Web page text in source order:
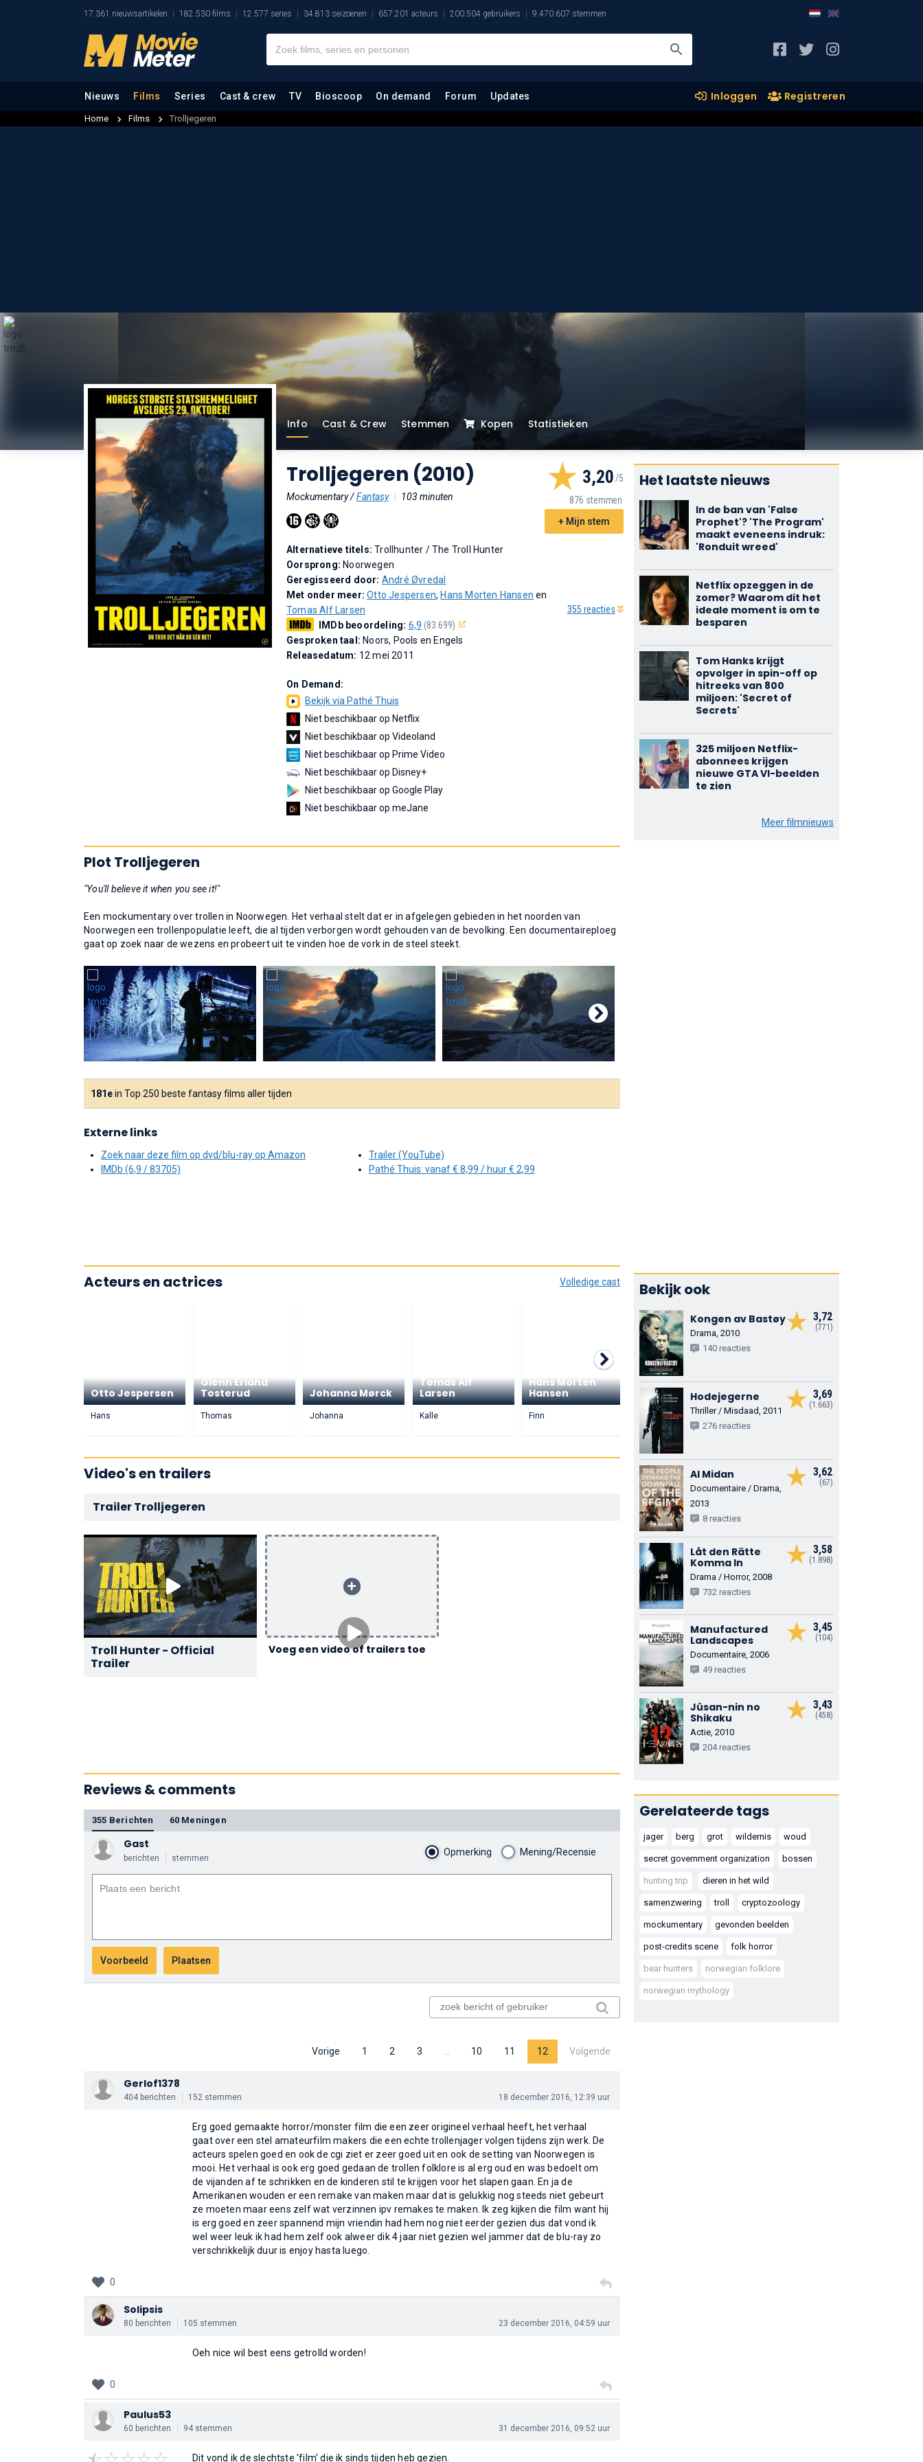
17.361 nieuwsartikelen 182.530 films 12.577 series 34.813 seizoenen 657.201 acteurs 200.504 gebruikers 9.470.607 stemmen
Nieuws Films Series Cast & crew TV Bioscoop On demand Forum Updates Inloggen Registreren
Home Films Trolljegeren
Info Cast & Crew Stemmen Kopen Statistieken
Trolljegeren (2010)
Mockumentary /Fantasy 103 minuten
3,20
876 stemmen
+ Mijn stem
355 reacties
Alternatieve titels:Trollhunter /The Troll Hunter
Oorsprong: Noorwegen
Geregisseerd door: André Øvredal
Met onder meer:Otto Jespersen, Hans Morten Hansen en
Tomas Alf Larsen
IMDb beoordeling: 6,9 (83.699)
Gesproken taal: Noors, Pools en Engels
Releasedatum: 12 mei 2011
On Demand:
Bekijk via Pathé Thuis
Niet beschikbaar op Netflix
Niet beschikbaar op Videoland
Niet beschikbaar op Prime Video
Niet beschikbaar op Disney+
Niet beschikbaar op Google Play
Niet beschikbaar op meJane
Plot Trolljegeren
"You'll believe it when you see it!"
Een mockumentary over trollen in Noorwegen. Het verhaal stelt dat er in afgelegen gebieden in het noorden van
Noorwegen een trollenpopulatie leeft, die al tijden verborgen wordt gehouden van de bevolking. Een documentaireploeg
gaat op zoek naar de wezens en probeert uit te vinden hoe de vork in de steel steekt.
181ein Top 250 beste fantasy films aller tijden
Externe links
Zoek naar deze film op dvd/blu-ray op Amazon
IMDb (6,9 / 83705)
Trailer (YouTube)
Pathé Thuis: vanaf € 8,99 / huur € 2,99
Volledige cast
Acteurs en actrices
Otto Jespersen
Hans
Glenn Erland
Tosterud
Thomas
Johanna Mørck
Johanna
Tomas Alf
Larsen
Kalle
Hans Morten
Hansen
Finn
Urmila Berg-
Domaas
Malica
Knut Nærum
E-plant Manager
Video's en trailers
Trailer Trolljegeren
Troll Hunter - Official
Trailer
Voeg een video of trailers toe
Reviews & comments
355 Berichten 60 Meningen
Gast
berichten stemmen
Opmerking Mening/Recensie
Vorige 1 2 3 10 11 12 Volgende
Gerlof1378
404 berichten 152 stemmen 18 december 2016, 12:39 uur
Erg goed gemaakte horror/monster film die een zeer origineel verhaal heeft, het verhaal
gaat over een stel amateurfilm makers die een echte trollenjager volgen tijdens zijn werk. De
acteurs spelen goed en ook de cgi ziet er zeer goed uit en ook de setting van Noorwegen is
mooi. Het verhaal is ook erg goed gedaan de trollen folklore is al erg oud en was bedoelt om
de vijanden af te schrikken en de kinderen stil te krijgen voor het slapen gaan. En ja de
Amerikanen wouden er een remake van maken maar dat is gelukkig nog steeds niet gebeurt
ze moeten maar eens zelf wat verzinnen ipv remakes te maken. Ik zeg kijken die film want hij
is erg goed en zeer spannend mijn vriendin had hem nog niet eerder gezien dus dat vond ik
wel weer leuk ik had hem zelf ook alweer dik 4 jaar niet gezien wel jammer dat de blu-ray zo
verschrikkelijk duur is enjoy hasta luego.
0
Solipsis
80 berichten 105 stemmen 23 december 2016, 04:59 uur
Oeh nice wil best eens getrolld worden!
0
Paulus53
60 berichten 94 stemmen 31 december 2016, 09:52 uur
Dit vond ik de slechtste 'film' die ik sinds tijden heb gezien.
Het laatste nieuws
In de ban van 'False
Prophet'? 'The Program'
maakt eveneens indruk:
'Ronduit wreed'
Netflix opzeggen in de
zomer? Waarom dit het
ideale moment is om te
besparen
Tom Hanks krijgt
opvolger in spin-off op
hitreeks van 800
miljoen: 'Secret of
Secrets'
325 miljoen Netflix-
abonnees krijgen
nieuwe GTA VI-beelden
te zien
Meer filmnieuws
Bekijk ook
3,72
(771)
Kongen av Bastøy
Drama, 2010
140 reacties
3,69
(1.663)
Hodejegerne
Thriller / Misdaad, 2011
276 reacties
3,62
(67)
Al Midan
Documentaire / Drama,
2013
8 reacties
3,58
(1.898)
Låt den Rätte
Komma In
Drama / Horror, 2008
732 reacties
3,45
(104)
Manufactured
Landscapes
Documentaire, 2006
49 reacties
3,43
(458)
Jûsan-nin no
Shikaku
Actie, 2010
204 reacties
Gerelateerde tags
jager berg grot wildernis woud
secret government organization bossen
hunting trip dieren in het wild
samenzwering troll cryptozoology
mockumentary gevonden beelden
post-credits scene folk horror
bear hunters norwegian folklore
norwegian mythology